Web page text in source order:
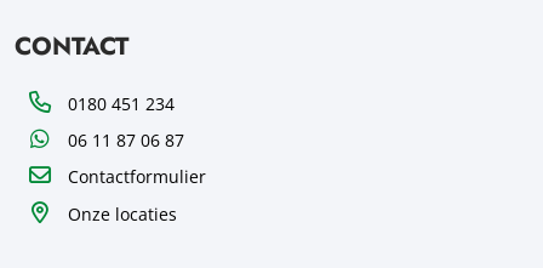
CONTACT
Telefoon0180 451 234
WhatsApp06 11 87 06 87
Contactformulier
Onze locaties